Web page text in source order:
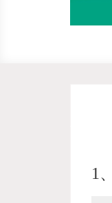
1、